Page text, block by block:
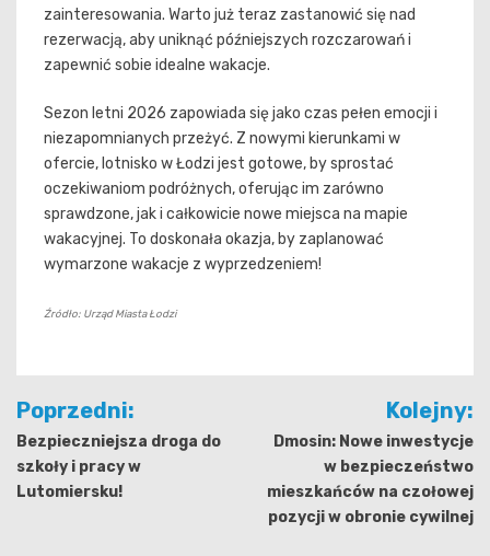
zainteresowania. Warto już teraz zastanowić się nad
rezerwacją, aby uniknąć późniejszych rozczarowań i
zapewnić sobie idealne wakacje.
Sezon letni 2026 zapowiada się jako czas pełen emocji i
niezapomnianych przeżyć. Z nowymi kierunkami w
ofercie, lotnisko w Łodzi jest gotowe, by sprostać
oczekiwaniom podróżnych, oferując im zarówno
sprawdzone, jak i całkowicie nowe miejsca na mapie
wakacyjnej. To doskonała okazja, by zaplanować
wymarzone wakacje z wyprzedzeniem!
Źródło: Urząd Miasta Łodzi
Nawigacja
wpisu
Poprzedni:
Bezpieczniejsza droga do
szkoły i pracy w
Lutomiersku!
Kolejny:
Dmosin: Nowe inwestycje
w bezpieczeństwo
mieszkańców na czołowej
pozycji w obronie cywilnej